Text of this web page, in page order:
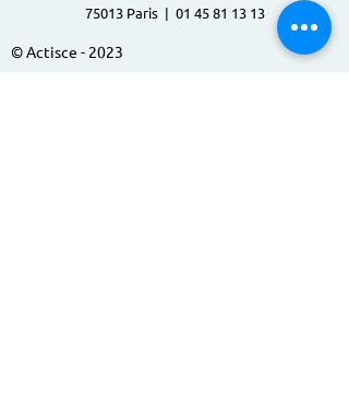
75013 Paris | 01 45 81 13 13
© Actisce - 2023